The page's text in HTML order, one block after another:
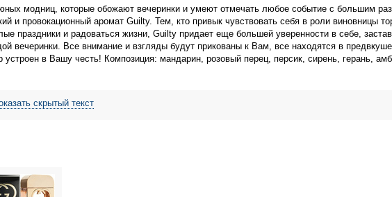
модниц, которые обожают вечеринки и умеют отмечать любое событие с большим
и провокационный аромат Guilty. Тем, кто привык чувствовать себя в роли виновницы
праздники и радоваться жизни, Guilty придает еще большей уверенности в себе,
вечеринки. Все внимание и взгляды будут прикованы к Вам, все находятся в
устроен в Вашу честь! Композиция: мандарин, розовый перец, персик, сирень, герань,
скрытый текст